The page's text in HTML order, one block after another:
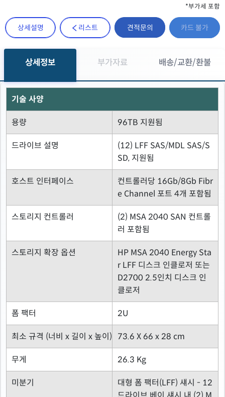
*부가세 포함
상세설명 리스트 견적문의 카드 불가
상세정보 부가자료 배송/교환/환불
기술 사양
용량 96TB 지원됨
드라이브 설명
(12) LFF SAS/MDL SAS/S
SD, 지원됨
호스트 인터페이스
컨트롤러당 16Gb/8Gb Fibr
e Channel 포트 4개 포함됨
스토리지 컨트롤러
(2) MSA 2040 SAN 컨트롤
러 포함됨
스토리지 확장 옵션
HP MSA 2040 Energy Sta
r LFF 디스크 인클로저 또는
D2700 2.5인치 디스크 인
클로저
폼 팩터 2U
최소 규격 (너비 x 길이 x 높이) 73.6 X 66 x 28 cm
무게 26.3 Kg
미분기
대형 폼 팩터(LFF) 섀시 - 12